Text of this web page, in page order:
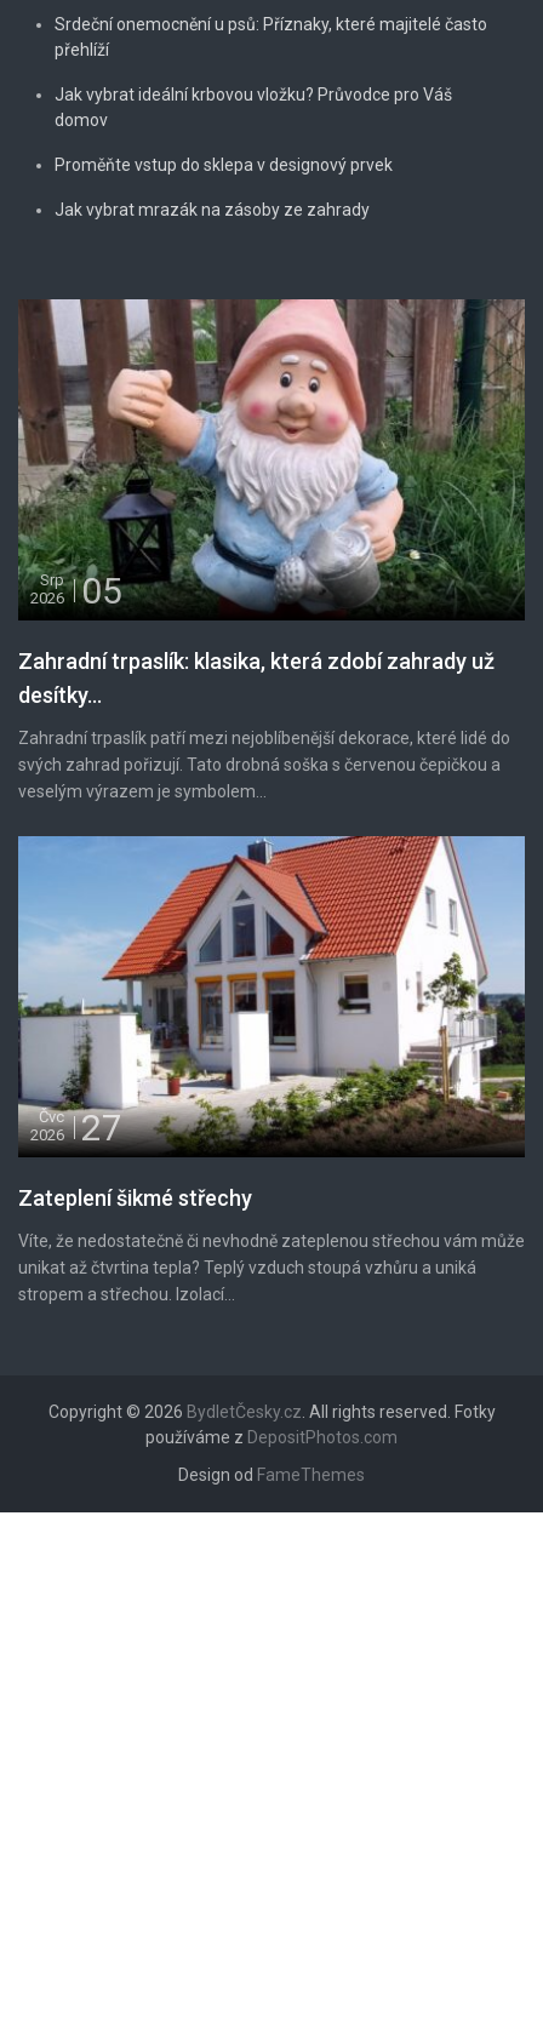
Srdeční onemocnění u psů: Příznaky, které majitelé často
přehlíží
Jak vybrat ideální krbovou vložku? Průvodce pro Váš
domov
Proměňte vstup do sklepa v designový prvek
Jak vybrat mrazák na zásoby ze zahrady
Srp
2026
05
Zahradní trpaslík: klasika, která zdobí zahrady už
desítky...
Zahradní trpaslík patří mezi nejoblíbenější dekorace, které lidé do
svých zahrad pořizují. Tato drobná soška s červenou čepičkou a
veselým výrazem je symbolem...
Čvc
2026
27
Zateplení šikmé střechy
Víte, že nedostatečně či nevhodně zateplenou střechou vám může
unikat až čtvrtina tepla? Teplý vzduch stoupá vzhůru a uniká
stropem a střechou. Izolací...
Copyright © 2026 BydletČesky.cz . All rights reserved. Fotky
používáme z DepositPhotos.com
Design od FameThemes